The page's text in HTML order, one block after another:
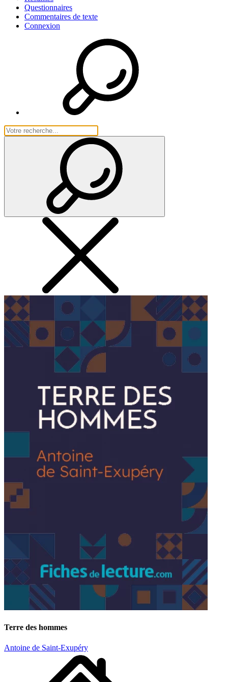
Questionnaires
Commentaires de texte
Connexion
Terre des hommes
Antoine de Saint-Exupéry